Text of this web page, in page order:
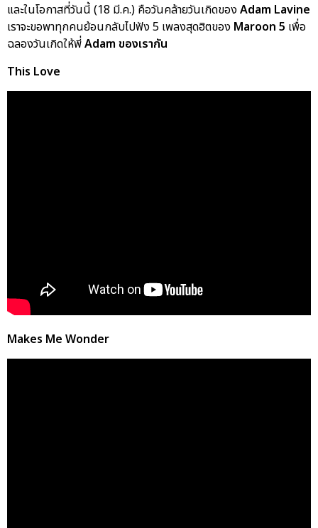
และในโอกาสที่วันนี้ (18 มี.ค.) คือวันคล้ายวันเกิดของAdam Lavine
เราจะขอพาทุกคนย้อนกลับไปฟัง 5 เพลงสุดฮิตของ Maroon 5 เพื่อ
ฉลองวันเกิดให้พี่Adam ของเรากัน
This Love
Makes Me Wonder